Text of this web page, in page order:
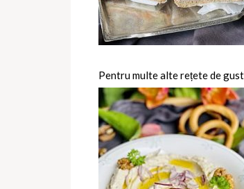
Pentru multe alte rețete de